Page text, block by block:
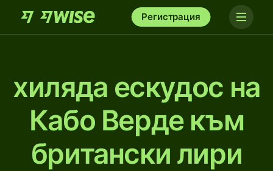
Регистрация
хиляда ескудос на
Кабо Верде към
британски лири